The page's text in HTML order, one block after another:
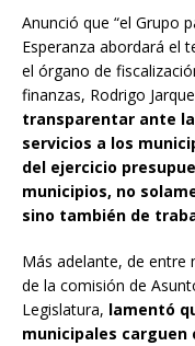
Anunció que “el Grupo
Esperanza abordará el
el órgano de
finanzas, Rodrigo
transparentar ante
servicios a los
del ejercicio
municipios, no
sino también de
Más adelante, de entre
de la comisión de
Legislatura, lamentó
municipales carguen